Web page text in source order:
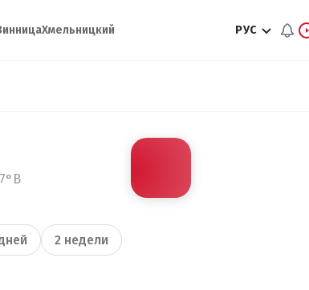
Хмельницкий РУС
2 недели